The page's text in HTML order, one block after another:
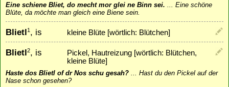
Eine schiene Bliet, do mecht mor glei ne Binn sei.
Eine schöne
Blüte, da möchte man gleich eine Biene sein.
Blietl1 , is kleine Blüte [wörtlich: Blütchen]
Blietl2, is
Pickel, Hautreizung [wörtlich: Blütchen,
kleine Blüte]
Haste dos Blietl of dr Nos schu gesah?
Hast du den Pickel auf der
Nase schon gesehen?